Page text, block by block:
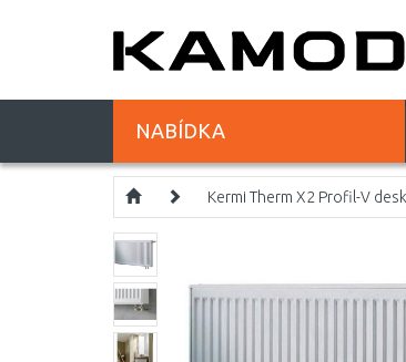
NABÍDKA
Kermi Therm X2 Profil-V